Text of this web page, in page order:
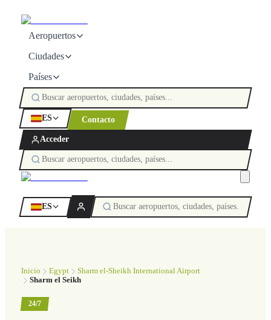
Aeropuertos
Ciudades
Países
ES Contacto
Acceder
ES
Inicio Egypt
Sharm el-Sheikh International Airport
Sharm el Seikh
24/7